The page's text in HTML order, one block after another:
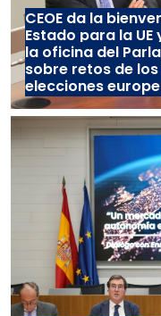
CEOE da la
Estado para la
la oficina del
sobre retos de
elecciones